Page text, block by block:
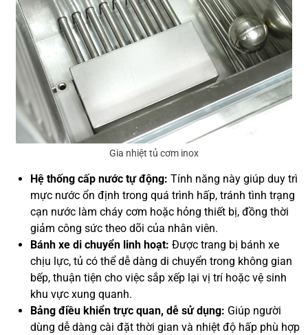
Gia nhiệt tủ cơm inox
Hệ thống cấp nước tự động: Tính năng này giúp duy trì
mực nước ổn định trong quá trình hấp, tránh tình trạng
cạn nước làm cháy cơm hoặc hỏng thiết bị, đồng thời
giảm công sức theo dõi của nhân viên.
Bánh xe di chuyển linh hoạt: Được trang bị bánh xe
chịu lực, tủ có thể dễ dàng di chuyển trong không gian
bếp, thuận tiện cho việc sắp xếp lại vị trí hoặc vệ sinh
khu vực xung quanh.
Bảng điều khiển trực quan, dễ sử dụng: Giúp người
dùng dễ dàng cài đặt thời gian và nhiệt độ hấp phù hợp